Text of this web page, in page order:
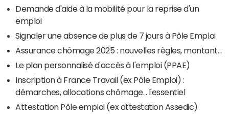
Demande d'aide à la mobilité pour la reprise d'un
emploi
Signaler une absence de plus de 7 jours à Pôle Emploi
Assurance chômage 2025 : nouvelles règles, montant...
Le plan personnalisé d'accès à l'emploi (PPAE)
Inscription à France Travail (ex Pôle Emploi) :
démarches, allocations chômage... l'essentiel
Attestation Pôle emploi (ex attestation Assedic)